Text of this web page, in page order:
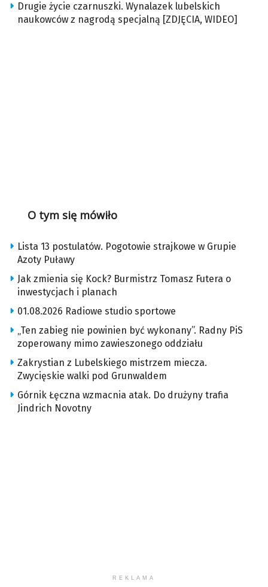
Drugie życie czarnuszki. Wynalazek lubelskich
naukowców z nagrodą specjalną [ZDJĘCIA, WIDEO]
O tym się mówiło
Lista 13 postulatów. Pogotowie strajkowe w Grupie
Azoty Puławy
Jak zmienia się Kock? Burmistrz Tomasz Futera o
inwestycjach i planach
01.08.2026 Radiowe studio sportowe
„Ten zabieg nie powinien być wykonany”. Radny PiS
zoperowany mimo zawieszonego oddziału
Zakrystian z Lubelskiego mistrzem miecza.
Zwycięskie walki pod Grunwaldem
Górnik Łęczna wzmacnia atak. Do drużyny trafia
Jindrich Novotny
REKLAMA